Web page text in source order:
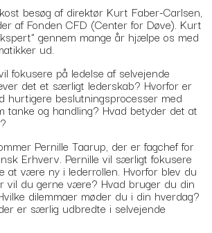
besøg af direktør Kurt Faber-Carlsen,
af Fonden CFD (Center for Døve). Kurt
gennem mange år hjælpe os med
ud.
fokusere på ledelse af selvejende
det et særligt lederskab? Hvorfor er
hurtigere beslutningsprocesser med
tanke og handling? Hvad betyder det at
Pernille Taarup, der er fagchef for
Erhverv. Pernille vil særligt fokusere
at være ny i lederrollen. Hvorfor blev du
vil du gerne være? Hvad bruger du din
dilemmaer møder du i din hverdag?
er særlig udbredte i selvejende